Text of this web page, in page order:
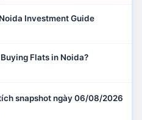
Investment Guide
Buying Flats in Noida?
snapshot ngày 06/08/2026